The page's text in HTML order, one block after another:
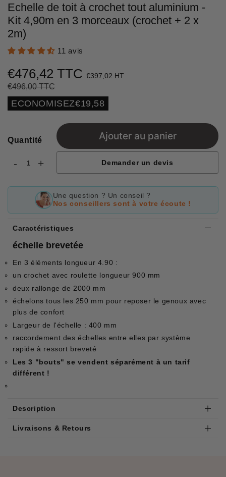
Echelle de toit à crochet tout aluminium -
Kit 4,90m en 3 morceaux (crochet + 2 x
2m)
11 avis
€476,42 TTC €397,02 HT
€496,00 TTC
régulier
réduit
Unit
price
ECONOMISEZ€19,58
Quantité
- +
Ajouter au panier
Demander un devis
Une question ? Un conseil ?
Nos conseillers sont à votre écoute !
Caractéristiques
échelle brevetée
En 3 éléments longueur 4.90 :
un crochet avec roulette longueur 900 mm
deux rallonge de 2000 mm
échelons tous les 250 mm pour reposer le genoux avec
plus de confort
Largeur de l'échelle : 400 mm
raccordement des échelles entre elles par système
rapide à ressort breveté
Les 3 "bouts" se vendent séparément à un tarif
différent !
Description
Livraisons & Retours